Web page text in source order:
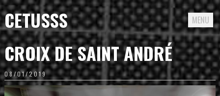
CETUSSS MENU
Passer
directement
au
contenu
CROIX DE SAINT ANDRÉ
08/01/2019